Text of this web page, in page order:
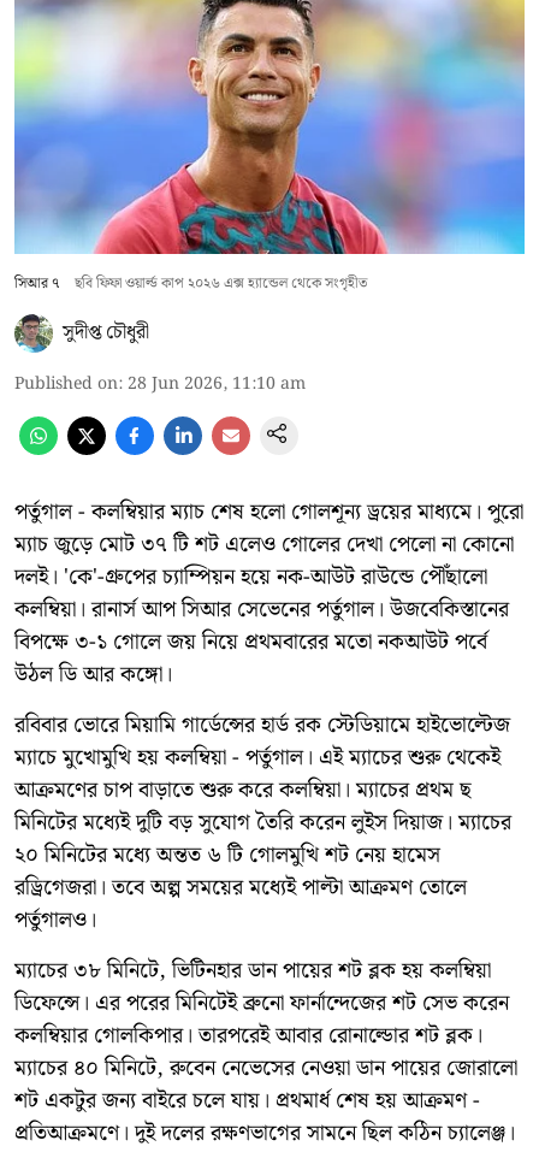
সিআর ৭ ছবি ফিফা ওয়ার্ল্ড কাপ ২০২৬ এক্স হ্যান্ডেল থেকে সংগৃহীত
সুদীপ্ত চৌধুরী
Published on: 28 Jun 2026, 11:10 am
পর্তুগাল - কলম্বিয়ার ম্যাচ শেষ হলো গোলশূন্য ড্রয়ের মাধ্যমে। পুরো
ম্যাচ জুড়ে মোট ৩৭ টি শট এলেও গোলের দেখা পেলো না কোনো
দলই। 'কে'-গ্রুপের চ্যাম্পিয়ন হয়ে নক-আউট রাউন্ডে পৌঁছালো
কলম্বিয়া। রানার্স আপ সিআর সেভেনের পর্তুগাল। উজবেকিস্তানের
বিপক্ষে ৩-১ গোলে জয় নিয়ে প্রথমবারের মতো নকআউট পর্বে
উঠল ডি আর কঙ্গো।
রবিবার ভোরে মিয়ামি গার্ডেন্সের হার্ড রক স্টেডিয়ামে হাইভোল্টেজ
ম্যাচে মুখোমুখি হয় কলম্বিয়া - পর্তুগাল। এই ম্যাচের শুরু থেকেই
আক্রমণের চাপ বাড়াতে শুরু করে কলম্বিয়া। ম্যাচের প্রথম ছ
মিনিটের মধ্যেই দুটি বড় সুযোগ তৈরি করেন লুইস দিয়াজ। ম্যাচের
২০ মিনিটের মধ্যে অন্তত ৬ টি গোলমুখি শট নেয় হামেস
রড্রিগেজরা। তবে অল্প সময়ের মধ্যেই পাল্টা আক্রমণ তোলে
পর্তুগালও।
ম্যাচের ৩৮ মিনিটে, ভিটিনহার ডান পায়ের শট ব্লক হয় কলম্বিয়া
ডিফেন্সে। এর পরের মিনিটেই ব্রুনো ফার্নান্দেজের শট সেভ করেন
কলম্বিয়ার গোলকিপার। তারপরেই আবার রোনাল্ডোর শট ব্লক।
ম্যাচের ৪০ মিনিটে, রুবেন নেভেসের নেওয়া ডান পায়ের জোরালো
শট একটুর জন্য বাইরে চলে যায়। প্রথমার্ধ শেষ হয় আক্রমণ -
প্রতিআক্রমণে। দুই দলের রক্ষণভাগের সামনে ছিল কঠিন চ্যালেঞ্জ।